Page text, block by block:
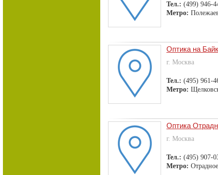
Тел.: (499) 946-
Метро:
Оптика на
г. Москва
Тел.: (495) 961-
Метро:
Оптика
г. Москва
Тел.: (495) 907-
Метро: Отрадное